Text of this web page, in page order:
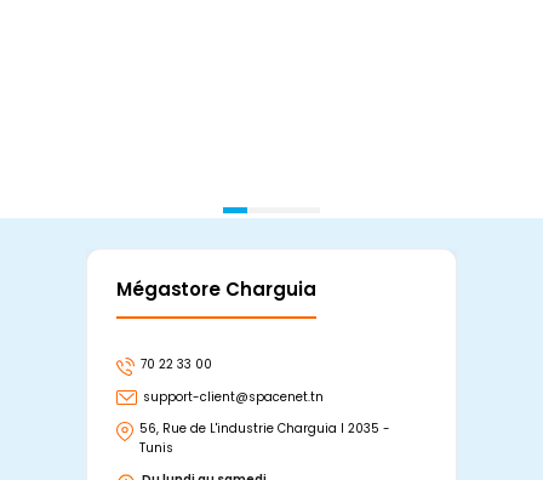
Mégastore Charguia
70 22 33 00
support-client@spacenet.tn
56, Rue de L'industrie Charguia I 2035 -
Tunis